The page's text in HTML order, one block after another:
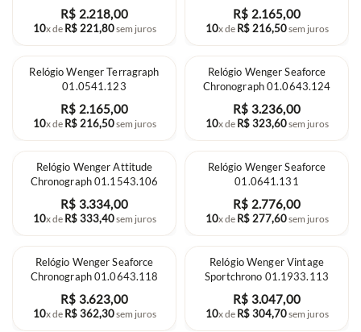
R$ 2.218,00
10x de R$ 221,80sem juros
R$ 2.165,00
10x de R$ 216,50sem juros
Relógio Wenger Terragraph
01.0541.123
R$ 2.165,00
10x de R$ 216,50sem juros
Relógio Wenger Seaforce
Chronograph 01.0643.124
R$ 3.236,00
10x de R$ 323,60sem juros
Relógio Wenger Attitude
Chronograph 01.1543.106
R$ 3.334,00
10x de R$ 333,40sem juros
Relógio Wenger Seaforce
01.0641.131
R$ 2.776,00
10x de R$ 277,60sem juros
Relógio Wenger Seaforce
Chronograph 01.0643.118
R$ 3.623,00
10x de R$ 362,30sem juros
Relógio Wenger Vintage
Sportchrono 01.1933.113
R$ 3.047,00
10x de R$ 304,70sem juros